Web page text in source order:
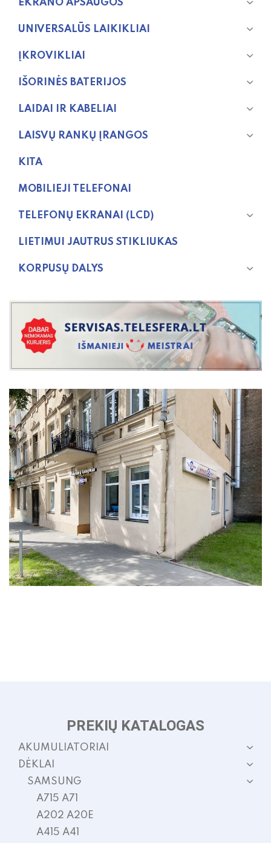
EKRANO APSAUGOS
UNIVERSALŪS LAIKIKLIAI
ĮKROVIKLIAI
IŠORINĖS BATERIJOS
LAIDAI IR KABELIAI
LAISVŲ RANKŲ ĮRANGOS
KITA
MOBILIEJI TELEFONAI
TELEFONŲ EKRANAI (LCD)
LIETIMUI JAUTRUS STIKLIUKAS
KORPUSŲ DALYS
PREKIŲ KATALOGAS
AKUMULIATORIAI
DĖKLAI
SAMSUNG
A715 A71
A202 A20E
A415 A41